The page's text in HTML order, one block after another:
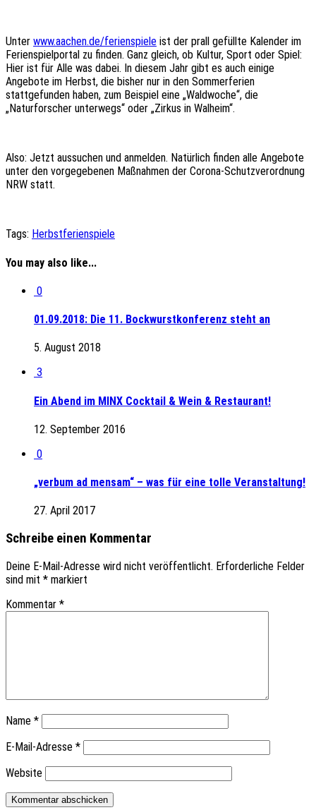
Unter www.aachen.de/ferienspiele ist der prall gefüllte Kalender im
Ferienspielportal zu finden. Ganz gleich, ob Kultur, Sport oder Spiel:
Hier ist für Alle was dabei. In diesem Jahr gibt es auch einige
Angebote im Herbst, die bisher nur in den Sommerferien
stattgefunden haben, zum Beispiel eine „Waldwoche“, die
„Naturforscher unterwegs“ oder „Zirkus in Walheim“.
Also: Jetzt aussuchen und anmelden. Natürlich finden alle Angebote
unter den vorgegebenen Maßnahmen der Corona-Schutzverordnung
NRW statt.
Tags: Herbstferienspiele
You may also like...
0
01.09.2018: Die 11. Bockwurstkonferenz steht an
5. August 2018
3
Ein Abend im MINX Cocktail & Wein & Restaurant!
12. September 2016
0
„verbum ad mensam“ – was für eine tolle Veranstaltung!
27. April 2017
Schreibe einen Kommentar
Deine E-Mail-Adresse wird nicht veröffentlicht. Erforderliche Felder
sind mit * markiert
Kommentar *
Name *
E-Mail-Adresse *
Website